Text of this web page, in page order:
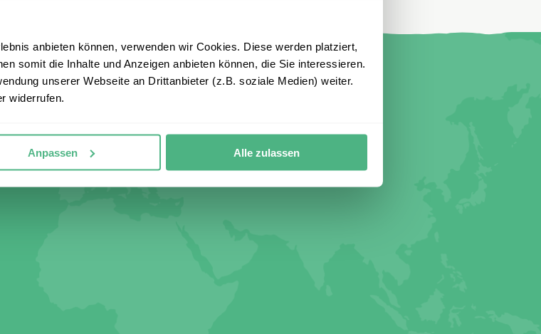
anbieten können, verwenden wir Cookies. Diese werden platziert,
somit die Inhalte und Anzeigen anbieten können, die Sie interessieren.
unserer Webseite an Drittanbieter (z.B. soziale Medien) weiter.
widerrufen.
Anpassen Alle zulassen